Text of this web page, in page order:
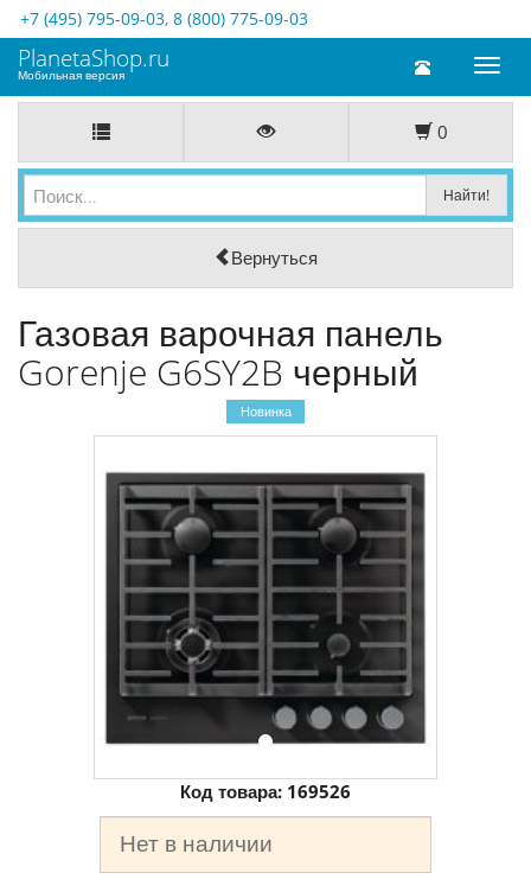
+7 (495) 795-09-03, 8 (800) 775-09-03
Toggle
PlanetaShop.ru
Мобильная версия
0
Вернуться
Газовая варочная панель
Gorenje G6SY2B черный
Новинка
Код товара: 169526
Нет в наличии